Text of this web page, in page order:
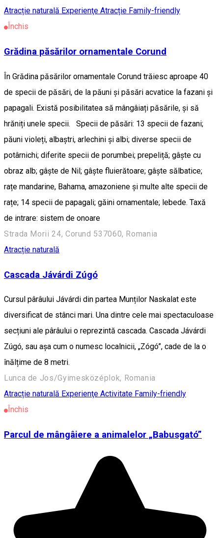
Atracție naturală Experienţe Atracție Family-friendly
Închis
Grădina păsărilor ornamentale Corund
În Grădina păsărilor ornamentale Corund trăiesc aproape 40
de specii de păsări, de la păuni și păsări acvatice la fazani și
papagali. Există posibilitatea să mângâiați păsările, și să
hrăniți unele specii. Specii de păsări: 13 specii de fazani;
păuni violeți, albaștri, arlechini și albi; diverse specii de
potârnichi; diferite specii de porumbei; prepeliță; gâște cu
obraz alb; gâște de Nil; gâște fluierătoare; gâște sălbatice;
rațe mandarine, Bahama, amazoniene și multe alte specii de
rațe; 14 specii de papagali; găini ornamentale; lebede. Taxă
de intrare: sistem de onoare
Strada Morii 24, Corund 537060, Romania
Atracție naturală
Cascada Jávárdi Zúgó
Cursul pârâului Jávárdi din partea Munților Naskalat este
diversificat de stânci mari. Una dintre cele mai spectaculoase
secțiuni ale pârâului o reprezintă cascada. Cascada Jávárdi
Zúgó, sau așa cum o numesc localnicii, „Zógó”, cade de la o
înălțime de 8 metri.
Lunca de Jos/Gyimesközéplok, Romania
Atracție naturală Experienţe Activitate Family-friendly
Închis
Parcul de mângâiere a animalelor „Babusgató”